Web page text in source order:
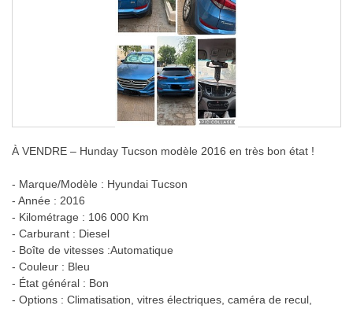
À VENDRE – Hunday Tucson modèle 2016 en très bon état !
- Marque/Modèle : Hyundai Tucson
- Année : 2016
- Kilométrage : 106 000 Km
- Carburant : Diesel
- Boîte de vitesses :Automatique
- Couleur : Bleu
- État général : Bon
- Options : Climatisation, vitres électriques, caméra de recul,